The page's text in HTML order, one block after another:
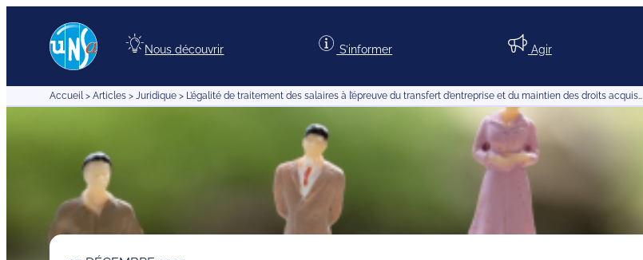
contenu
Nous découvrir S’informer Agir
Accueil> Articles> Juridique> L’égalité de traitement des salaires à l’épreuve du transfert d’entreprise et du maintien des droits acquis…